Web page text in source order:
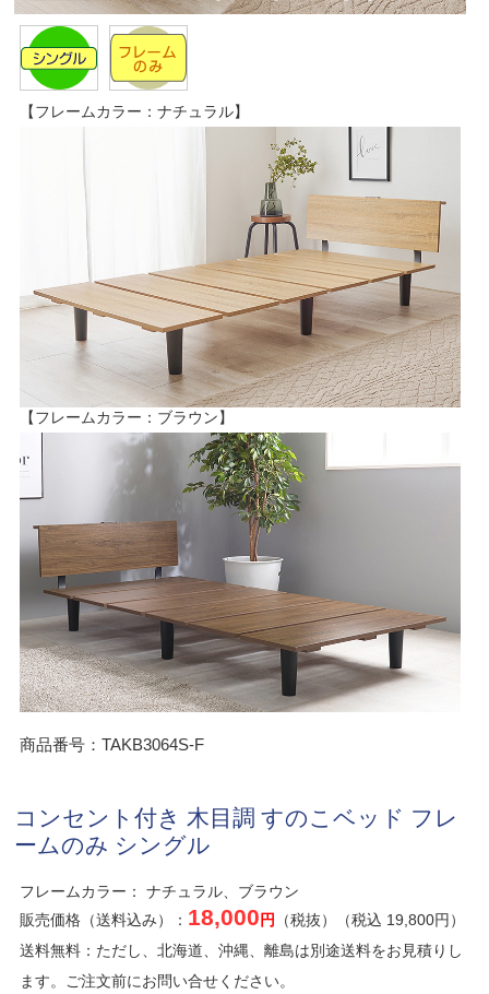
【フレームカラー：ナチュラル】
【フレームカラー：ブラウン】
商品番号：TAKB3064S-F
コンセント付き 木目調 すのこベッド フレ
ームのみ シングル
フレームカラー： ナチュラル、ブラウン
販売価格（送料込み）： 18,000 円
（税抜）（税込 19,800円）
送料無料：ただし、北海道、沖縄、離島は別途送料をお見積りし
ます。ご注文前にお問い合せください。